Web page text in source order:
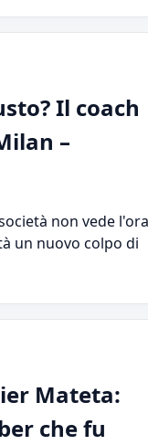
Il coach
–
non vede l'ora
un nuovo colpo di
Mateta:
che fu